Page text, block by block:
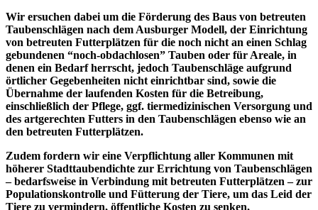
Wir ersuchen dabei um die Förderung des Baus von betreuten
Taubenschlägen nach dem Ausburger Modell, der Einrichtung
von betreuten Futterplätzen für die noch nicht an einen Schlag
gebundenen “noch-obdachlosen” Tauben oder für Areale, in
denen ein Bedarf herrscht, jedoch Taubenschläge aufgrund
örtlicher Gegebenheiten nicht einrichtbar sind, sowie die
Übernahme der laufenden Kosten für die Betreibung,
einschließlich der Pflege, ggf. tiermedizinischen Versorgung und
des artgerechten Futters in den Taubenschlägen ebenso wie an
den betreuten Futterplätzen.
Zudem fordern wir eine Verpflichtung aller Kommunen mit
höherer Stadttaubendichte zur Errichtung von Taubenschlägen
– bedarfsweise in Verbindung mit betreuten Futterplätzen – zur
Populationskontrolle und Fütterung der Tiere, um das Leid der
Tiere zu vermindern, öffentliche Kosten zu senken,